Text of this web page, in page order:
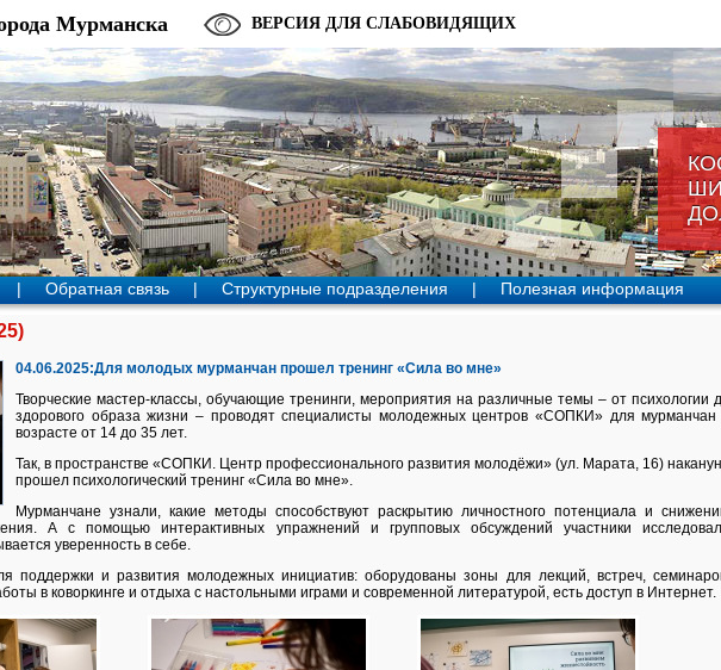
Мурманска ВЕРСИЯ ДЛЯ СЛАБОВИДЯЩИХ
| Обратная связь | Структурные подразделения | Полезная информация
04.06.2025:Для молодых мурманчан прошел тренинг «Сила во мне»
Творческие мастер-классы, обучающие тренинги, мероприятия на различные темы – от психологии
здорового образа жизни – проводят специалисты молодежных центров «СОПКИ» для мурманчан
возрасте от 14 до 35 лет.
Так, в пространстве «СОПКИ. Центр профессионального развития молодёжи» (ул. Марата, 16)
прошел психологический тренинг «Сила во мне».
Мурманчане узнали, какие методы способствуют раскрытию личностного потенциала и
А с помощью интерактивных упражнений и групповых обсуждений участники
уверенность в себе.
поддержки и развития молодежных инициатив: оборудованы зоны для лекций, встреч,
в коворкинге и отдыха с настольными играми и современной литературой, есть доступ в Интернет.